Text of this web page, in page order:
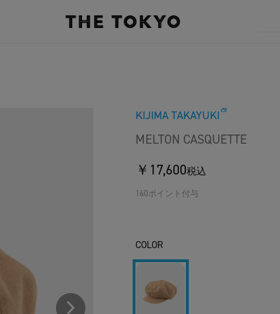
KIJIMA TAKAYUKI
MELTON CASQUETTE
￥17,600税込
160ポイント付与
COLOR